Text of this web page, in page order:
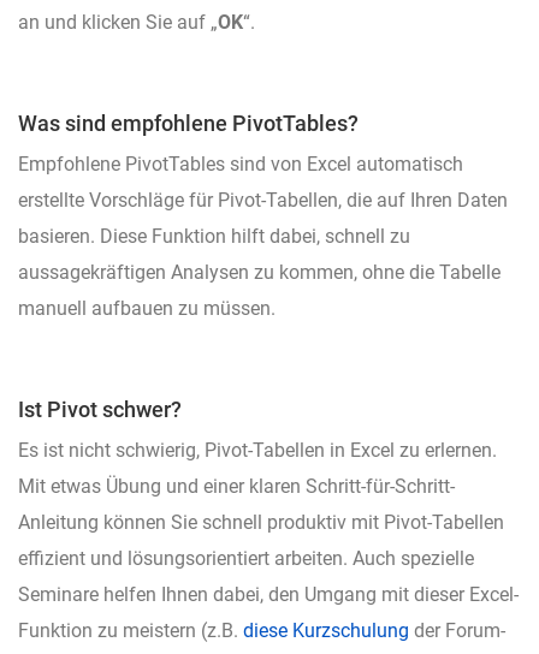
an und klicken Sie auf „OK“.
Was sind empfohlene PivotTables?
Empfohlene PivotTables sind von Excel automatisch
erstellte Vorschläge für Pivot-Tabellen, die auf Ihren Daten
basieren. Diese Funktion hilft dabei, schnell zu
aussagekräftigen Analysen zu kommen, ohne die Tabelle
manuell aufbauen zu müssen.
Ist Pivot schwer?
Es ist nicht schwierig, Pivot-Tabellen in Excel zu erlernen.
Mit etwas Übung und einer klaren Schritt-für-Schritt-
Anleitung können Sie schnell produktiv mit Pivot-Tabellen
effizient und lösungsorientiert arbeiten. Auch spezielle
Seminare helfen Ihnen dabei, den Umgang mit dieser Excel-
Funktion zu meistern (z.B. diese Kurzschulung der Forum-